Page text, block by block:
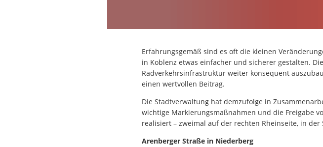
Erfahrungsgemäß sind es oft die kleinen
in Koblenz etwas einfacher und sicherer gestalten.
Radverkehrsinfrastruktur weiter konsequent
einen wertvollen Beitrag.
Die Stadtverwaltung hat demzufolge in
wichtige Markierungsmaßnahmen und die Freigabe
realisiert – zweimal auf der rechten Rheinseite, in
Arenberger Straße in Niederberg